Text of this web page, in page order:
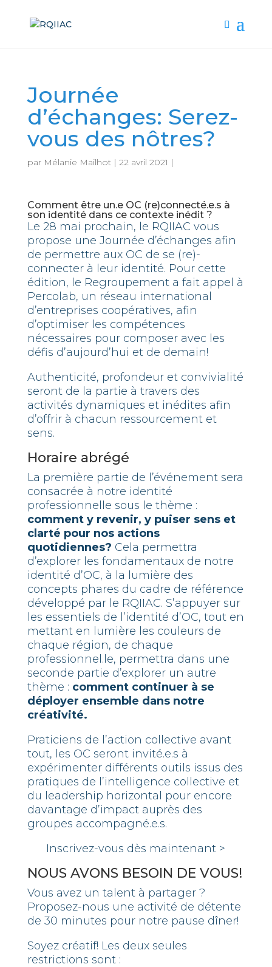
Journée
d’échanges: Serez-
vous des nôtres?
par Mélanie Mailhot| 22 avril 2021 |
Comment être un.e OC (re)connecté.e.s à
son identité dans ce contexte inédit ?
Le 28 mai prochain, le RQIIAC vous
propose une Journée d’échanges afin
de permettre aux OC de se (re)-
connecter à leur identité. Pour cette
édition, le Regroupement a fait appel à
Percolab, un réseau international
d’entreprises coopératives, afin
d’optimiser les compétences
nécessaires pour composer avec les
défis d’aujourd’hui et de demain!
Authenticité, profondeur et convivialité
seront de la partie à travers des
activités dynamiques et inédites afin
d’offrir à chacun ressourcement et
sens.
Horaire abrégé
La première partie de l’événement sera
consacrée à notre identité
professionnelle sous le thème :
comment y revenir, y puiser sens et
clarté pour nos actions
quotidiennes? Cela permettra
d’explorer les fondamentaux de notre
identité d’OC, à la lumière des
concepts phares du cadre de référence
développé par le RQIIAC. S’appuyer sur
les essentiels de l’identité d’OC, tout en
mettant en lumière les couleurs de
chaque région, de chaque
professionnel.le, permettra dans une
seconde partie d’explorer un autre
thème : comment continuer à se
déployer ensemble dans notre
créativité.
Praticiens de l’action collective avant
tout, les OC seront invité.e.s à
expérimenter différents outils issus des
pratiques de l’intelligence collective et
du leadership horizontal pour encore
davantage d’impact auprès des
groupes accompagné.e.s.
Inscrivez-vous dès maintenant >
NOUS AVONS BESOIN DE VOUS!
Vous avez un talent à partager ?
Proposez-nous une activité de détente
de 30 minutes pour notre pause dîner!
Soyez créatif! Les deux seules
restrictions sont :